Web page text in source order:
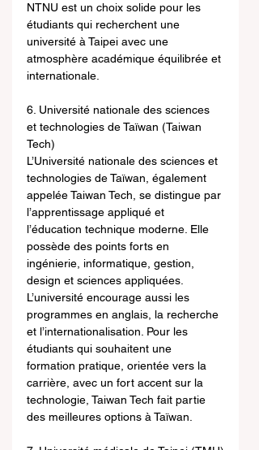
NTNU est un choix solide pour les
étudiants qui recherchent une
université à Taipei avec une
atmosphère académique équilibrée et
internationale.
6. Université nationale des sciences
et technologies de Taïwan (Taiwan
Tech)
L’Université nationale des sciences et
technologies de Taïwan, également
appelée Taiwan Tech, se distingue par
l’apprentissage appliqué et
l’éducation technique moderne. Elle
possède des points forts en
ingénierie, informatique, gestion,
design et sciences appliquées.
L’université encourage aussi les
programmes en anglais, la recherche
et l’internationalisation. Pour les
étudiants qui souhaitent une
formation pratique, orientée vers la
carrière, avec un fort accent sur la
technologie, Taiwan Tech fait partie
des meilleures options à Taïwan.